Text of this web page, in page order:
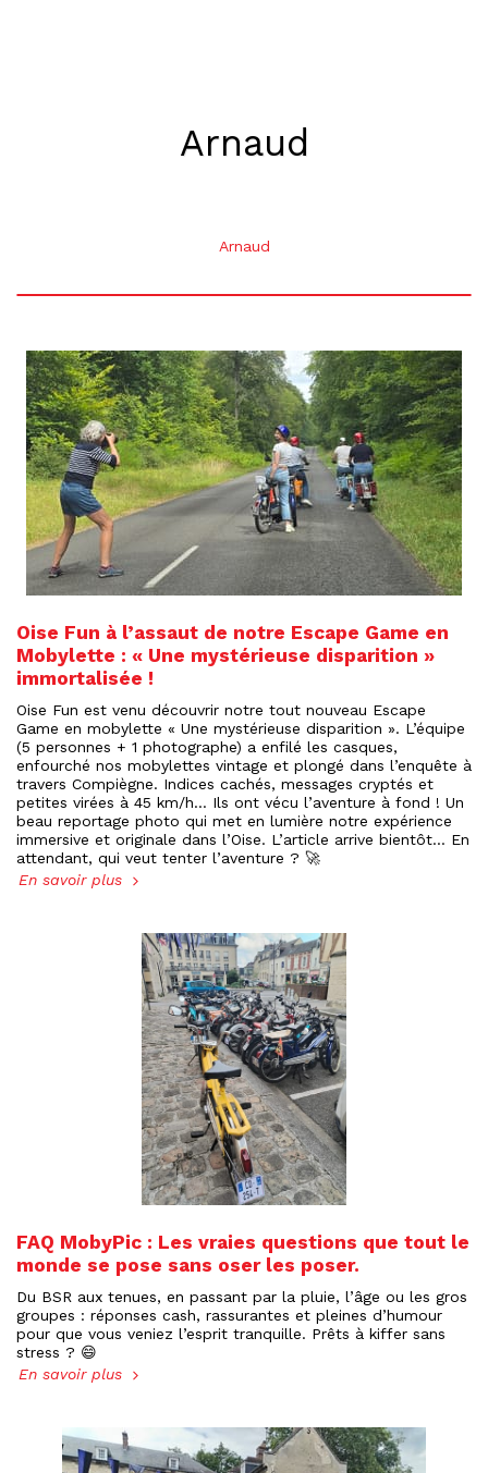
Arnaud
Arnaud
Oise Fun à l’assaut de notre Escape Game en
Mobylette : « Une mystérieuse disparition »
immortalisée !
Oise Fun est venu découvrir notre tout nouveau Escape
Game en mobylette « Une mystérieuse disparition ». L’équipe
(5 personnes + 1 photographe) a enfilé les casques,
enfourché nos mobylettes vintage et plongé dans l’enquête à
travers Compiègne. Indices cachés, messages cryptés et
petites virées à 45 km/h… Ils ont vécu l’aventure à fond ! Un
beau reportage photo qui met en lumière notre expérience
immersive et originale dans l’Oise. L’article arrive bientôt… En
attendant, qui veut tenter l’aventure ? 🚀
En savoir plus
FAQ MobyPic : Les vraies questions que tout le
monde se pose sans oser les poser.
Du BSR aux tenues, en passant par la pluie, l’âge ou les gros
groupes : réponses cash, rassurantes et pleines d’humour
pour que vous veniez l’esprit tranquille. Prêts à kiffer sans
stress ? 😄
En savoir plus